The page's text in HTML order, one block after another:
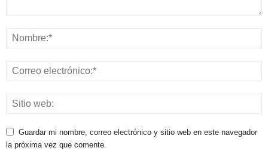
Guardar mi nombre, correo electrónico y sitio web en este navegador
la próxima vez que comente.